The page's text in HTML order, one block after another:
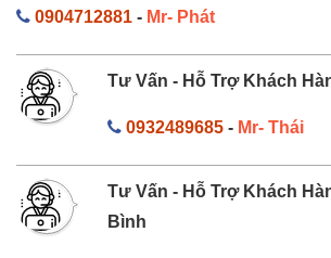
0904712881 - Mr- Phát
Tư Vấn - Hỗ Trợ Khách
0932489685- Mr- Thái
Tư Vấn - Hỗ Trợ Khách
Bình